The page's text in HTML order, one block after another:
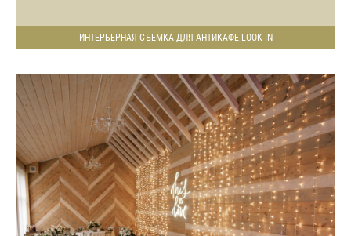
ИНТЕРЬЕРНАЯ СЪЕМКА ДЛЯ АНТИКАФЕ LOOK-IN